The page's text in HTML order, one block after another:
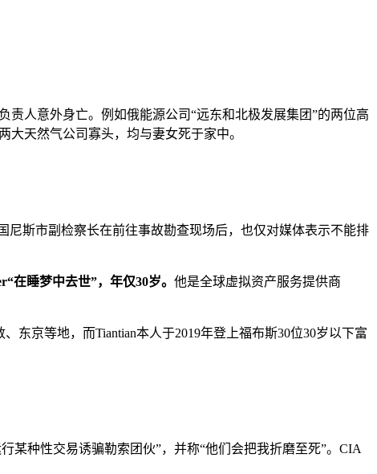
人意外身亡。例如俄能源公司“远东和北极发展集团”的两位高
天然气公司寡头，均与妻女死于家中。
斯市副检察长在前往事故勘查现场后，也仅对媒体表示不能排
在睡梦中去世”，年仅30岁。 他是全球虚拟资产服务提供商
东京等地，而Tiantian本人于2019年登上福布斯30位30岁以下富
某种性交易诱骗勒索团伙”，并称“他们会把我折磨至死”。CIA